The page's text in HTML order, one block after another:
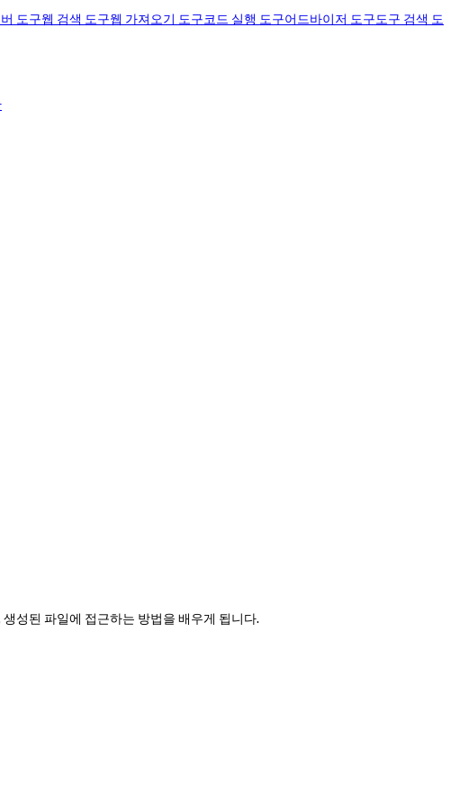
도구웹 검색 도구웹 가져오기 도구코드 실행 도구어드바이저 도구도구 검색 도
성된 파일에 접근하는 방법을 배우게 됩니다.